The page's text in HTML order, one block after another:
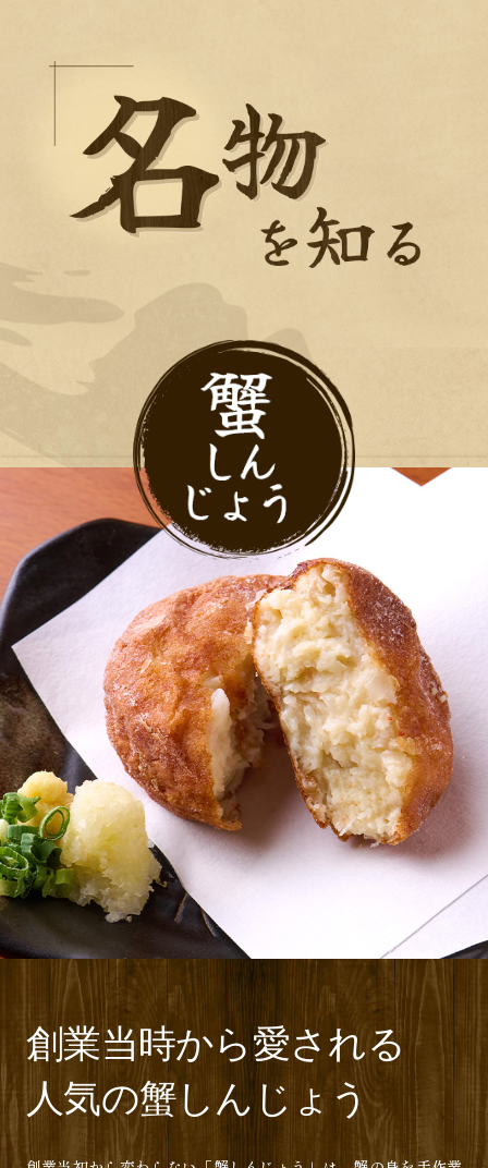
創業当時から愛される
人気の蟹しんじょう